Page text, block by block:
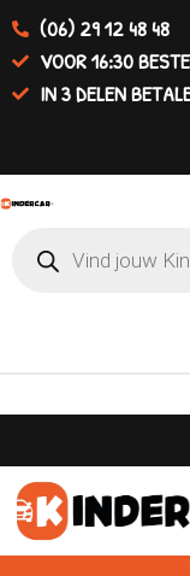
(06) 29 12 48 48
VOOR 16:30
IN 3 DELEN